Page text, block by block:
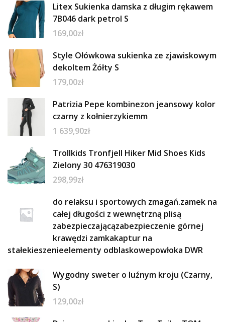
Litex Sukienka damska z długim rękawem
7B046 dark petrol S
169,00zł
Style Ołówkowa sukienka ze zjawiskowym
dekoltem Żółty S
179,00zł
Patrizia Pepe kombinezon jeansowy kolor
czarny z kołnierzykiemm
1 639,90zł
Trollkids Tronfjell Hiker Mid Shoes Kids
Zielony 30 476319030
298,99zł
do relaksu i sportowych zmagań.zamek na
całej długości z wewnętrzną plisą
zabezpieczającązabezpieczenie górnej
krawędzi zamkakaptur na
stałekieszenieelementy odblaskowepowłoka DWR
Wygodny sweter o luźnym kroju (Czarny,
S)
129,00zł